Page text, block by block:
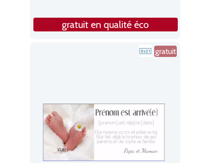
gratuit en qualité éco
gratuit